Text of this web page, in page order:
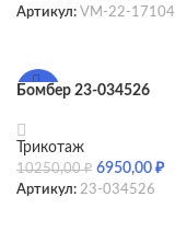
Артикул: VM-22-17104
-32%
НО
Бомбер 23-034526
Трикотаж
10250,00₽ 6950,00 ₽
Артикул: 23-034526